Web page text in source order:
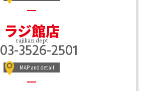
ラジ館店
rajikan dept
03-3526-2501
MAP and detail